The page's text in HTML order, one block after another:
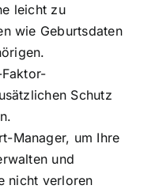
leicht zu
wie Geburtsdaten
Schutz
Manager, um Ihre
und
nicht verloren